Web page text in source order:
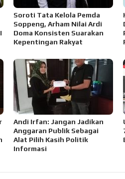
Soroti Tata Kelola Pemda
Soppeng, Arham Nilai Ardi
Doma Konsisten Suarakan
Kepentingan Rakyat
Andi Irfan: Jangan Jadikan
Anggaran Publik Sebagai
Alat Pilih Kasih Politik
Informasi